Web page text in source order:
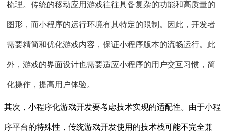
梳理。传统的移动应用游戏往往具备复杂的功能和高质量的
图形，而小程序的运行环境有其特定的限制。因此，开发者
需要精简和优化游戏内容，保证小程序版本的流畅运行。此
外，游戏的界面设计也需要适应小程序的用户交互习惯，简
化操作，提高用户体验。
其次，小程序化游戏开发要考虑技术实现的适配性。由于小程
序平台的特殊性，传统游戏开发使用的技术栈可能不完全兼